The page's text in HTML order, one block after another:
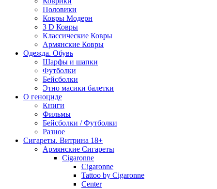
Половики
Ковры Модерн
3 D Ковры
Классические Ковры
Армянские Ковры
Одежда. Обувь
Шарфы и шапки
Футболки
Бейсболки
Этно масики балетки
О геноциде
Книги
Фильмы
Бейсболки / Футболки
Разное
Сигареты. Витрина 18+
Армянские Сигареты
Cigaronne
Cigaronne
Tattoo by Cigaronne
Center